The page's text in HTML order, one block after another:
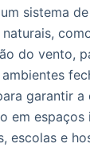
sistema
do vento,
garantir a
em espaços
escolas e